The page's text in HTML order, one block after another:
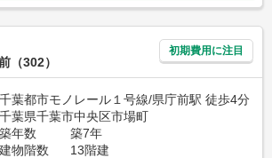
（302）
初期費用に注目
千葉都市モノレール１号線/県庁前駅 徒歩4分
千葉県千葉市中央区市場町
築年数
築7年
建物階数
13階建